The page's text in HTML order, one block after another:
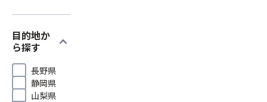
目的地か
ら探す
expand_more
長野県
静岡県
山梨県